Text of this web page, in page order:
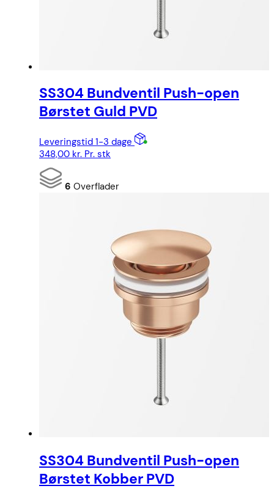
SS304 Bundventil Push-open
Børstet Guld PVD
Leveringstid 1-3 dage
348,00 kr. Pr. stk
6 Overflader
SS304 Bundventil Push-open
Børstet Kobber PVD